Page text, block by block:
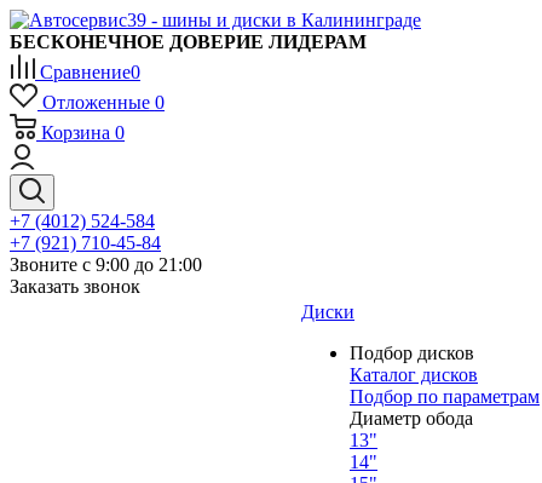
БЕСКОНЕЧНОЕ ДОВЕРИЕ ЛИДЕРАМ
Сравнение0
Отложенные 0
Корзина 0
+7 (4012) 524-584
+7 (921) 710-45-84
Звоните с 9:00 до 21:00
Заказать звонок
Диски
Подбор дисков
Каталог дисков
Подбор по параметрам
Диаметр обода
13"
14"